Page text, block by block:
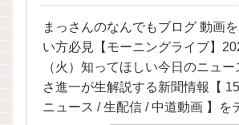
まっさんのなんでもブログ 動画
い方必見【モーニングライブ】
（火）知ってほしい今日のニュ
さ進一が生解説する新聞情報【
ニュース / 生配信 / 中道動画 】を